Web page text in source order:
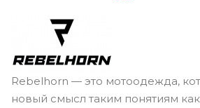
Rebelhorn — это мотоодежда,
новый смысл таким понятиям